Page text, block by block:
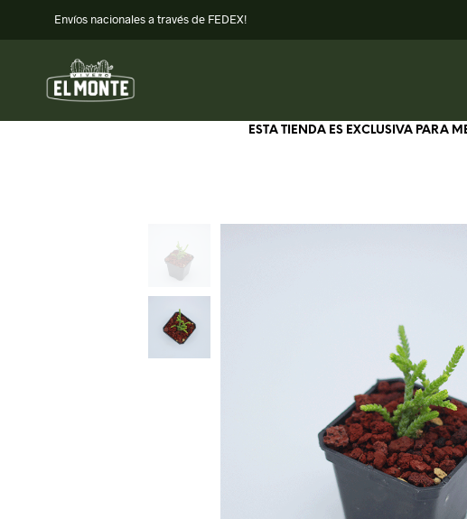
Envíos nacionales a través de FEDEX!
ESTA TIENDA ES EXCLUSIVA PARA